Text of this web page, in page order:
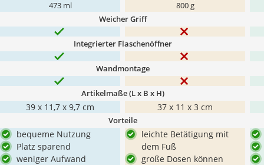
473 ml 800 g
Weicher Griff
Integrierter Flaschenöffner
Wandmontage
Artikelmaße (L x B x H)
39 x 11,7 x 9,7 cm 37 x 11 x 3 cm
Vorteile
bequeme Nutzung
Platz sparend
weniger Aufwand
leichte Betätigung mit
dem Fuß
große Dosen können